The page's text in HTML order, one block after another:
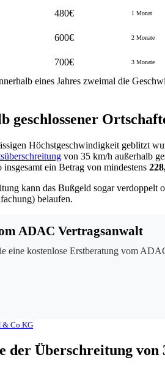
480€ 1 Monat
600€ 2 Monate
700€ 3 Monate
eines Jahres zweimal die
geschlossener
Höchstgeschwindigkeit geblitzt
von 35 km/h außerhalb
ein Betrag von mindestens
kann das Bußgeld sogar
belaufen.
ADAC Vertragsanwalt
eine kostenlose Erstberatung vom
& Co.KG
der Überschreitung